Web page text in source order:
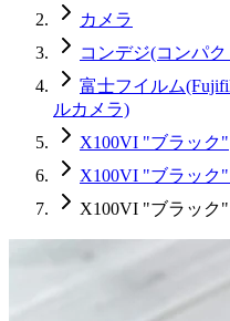
カメラ
コンデジ(コンパ
富士フイルム
ルカメラ)
X100VI "ブラック"
X100VI "ブラック
X100VI "ブラック